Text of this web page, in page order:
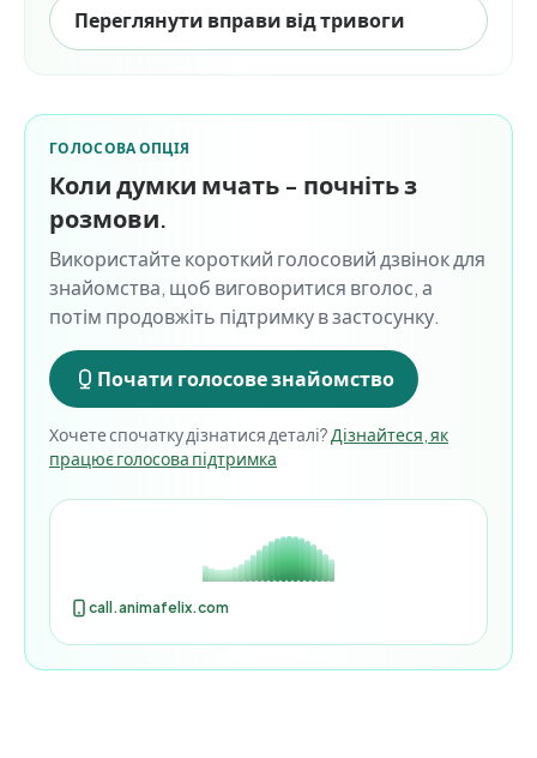
Переглянути вправи від тривоги
ГОЛОСОВА ОПЦІЯ
Коли думки мчать - почніть з
розмови.
Використайте короткий голосовий дзвінок для
знайомства, щоб виговоритися вголос, а
потім продовжіть підтримку в застосунку.
Почати голосове знайомство
Хочете спочатку дізнатися деталі? Дізнайтеся, як
працює голосова підтримка
call.animafelix.com